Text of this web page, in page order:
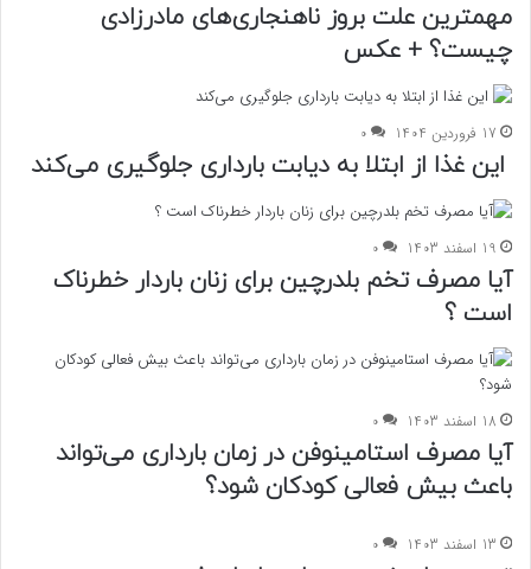
مهمترین علت بروز ناهنجاری‌های مادرزادی
چیست؟ + عکس
17 فروردین 1404 0
این غذا از ابتلا به دیابت بارداری جلوگیری می‌کند
19 اسفند 1403 0
آیا مصرف تخم بلدرچین برای زنان باردار خطرناک
است ؟
18 اسفند 1403 0
آیا مصرف استامینوفن در زمان بارداری می‌تواند
باعث بیش فعالی کودکان شود؟
13 اسفند 1403 0